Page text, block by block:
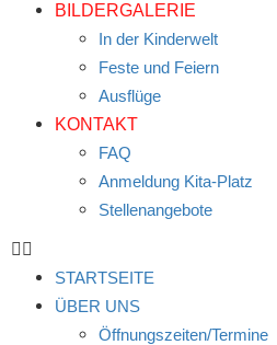
BILDERGALERIE
In der Kinderwelt
Feste und Feiern
Ausflüge
KONTAKT
FAQ
Anmeldung Kita-Platz
Stellenangebote
STARTSEITE
ÜBER UNS
Öffnungszeiten/Termine